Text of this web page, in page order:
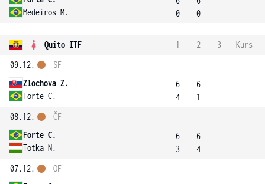
Medeiros M.
0
0
Quito ITF 1 2 3
Kurs
09.12.
Zlochova Z.
Forte C.
SF
6
4
6
1
08.12.
Forte C.
Totka N.
ČF
6
3
6
4
07.12.
OF